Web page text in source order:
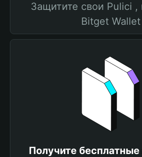
Защитите свои Pulici ,
Bitget Wallet
Получите